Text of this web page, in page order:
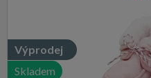
Výprodej
Skladem